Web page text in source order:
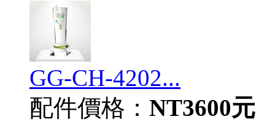
GG-CH-4202...
配件價格： NT3600元